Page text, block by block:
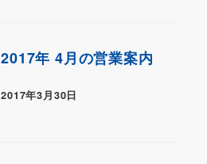
2017年 4月の営業案内
2017年3月30日